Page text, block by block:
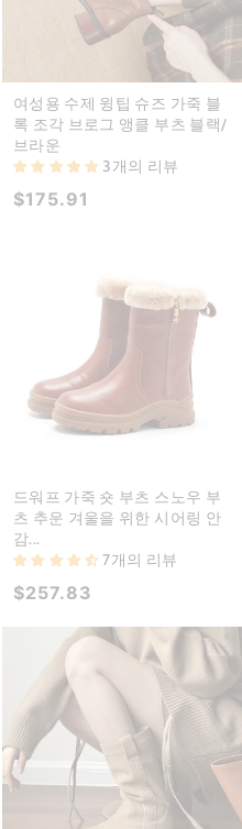
여성용 수제 윙팁 슈즈 가죽 블
록 조각 브로그 앵클 부츠 블랙/
브라운
3개의 리뷰
$175.91
드워프 가죽 숏 부츠 스노우 부
츠 추운 겨울을 위한 시어링 안
감...
7개의 리뷰
$257.83